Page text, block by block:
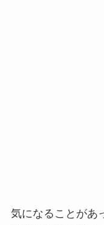
気になることがあ